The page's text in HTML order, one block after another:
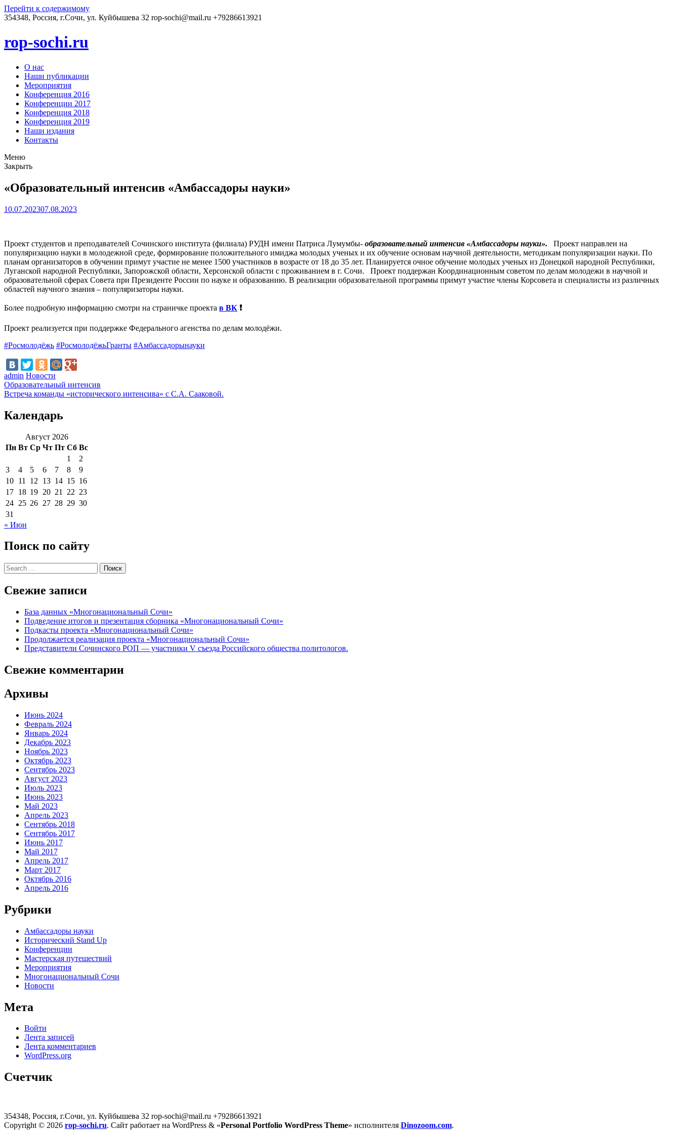
Перейти к содержимому
354348, Россия, г.Сочи, ул. Куйбышева 32 rop-sochi@mail.ru +79286613921
rop-sochi.ru
О нас
Наши публикации
Мероприятия
Конференция 2016
Конференции 2017
Конференция 2018
Конференция 2019
Наши издания
Контакты
Меню
Закрыть
«Образовательный интенсив «Амбассадоры науки»
10.07.202307.08.2023
Проект студентов и преподавателей Сочинского института (филиала) РУДН имени Патриса Лумумбы- образовательный интенсив «Амбассадоры науки». Проект направлен на
популяризацию науки в молодежной среде, формирование положительного имиджа молодых ученых и их обучение основам научной деятельности, методикам популяризации науки. По
планам организаторов в обучении примут участие не менее 1500 участников в возрасте от 18 до 35 лет. Планируется очное обучение молодых ученых из Донецкой народной Республики,
Луганской народной Республики, Запорожской области, Херсонской области с проживанием в г. Сочи. Проект поддержан Координационным советом по делам молодежи в научной и
образовательной сферах Совета при Президенте России по науке и образованию. В реализации образовательной программы примут участие члены Корсовета и специалисты из различных
областей научного знания – популяризаторы науки.
Более подробную информацию смотри на страничке проекта в ВК ❗️
Проект реализуется при поддержке Федерального агенства по делам молодёжи.
#Росмолодёжь #РосмолодёжьГранты #Амбассадорынауки
admin Новости
Образовательный интенсив
Встреча команды «исторического интенсива» с С.А. Сааковой.
Календарь
Август 2026
Пн Вт Ср Чт Пт Сб Вс
1
2
3
4 5 6 7 8
9
10 11 12 13 14 15 16
17 18 19 20 21 22 23
24 25 26 27 28 29 30
31
« Июн
Поиск по сайту
Свежие записи
База данных «Многонациональный Сочи»
Подведение итогов и презентация сборника «Многонациональный Сочи»
Подкасты проекта «Многонациональный Сочи»
Продолжается реализация проекта «Многонациональный Сочи»
Представители Сочинского РОП — участники V съезда Российского общества политологов.
Свежие комментарии
Архивы
Июнь 2024
Февраль 2024
Январь 2024
Декабрь 2023
Ноябрь 2023
Октябрь 2023
Сентябрь 2023
Август 2023
Июль 2023
Июнь 2023
Май 2023
Апрель 2023
Сентябрь 2018
Сентябрь 2017
Июнь 2017
Май 2017
Апрель 2017
Март 2017
Октябрь 2016
Апрель 2016
Рубрики
Амбассадоры науки
Исторический Stand Up
Конференции
Мастерская путешествий
Мероприятия
Многонациональный Сочи
Новости
Мета
Войти
Лента записей
Лента комментариев
WordPress.org
Счетчик
354348, Россия, г.Сочи, ул. Куйбышева 32 rop-sochi@mail.ru +79286613921
Copyright © 2026 rop-sochi.ru. Сайт работает на WordPress & «Personal Portfolio WordPress Theme» исполнителя Dinozoom.com.